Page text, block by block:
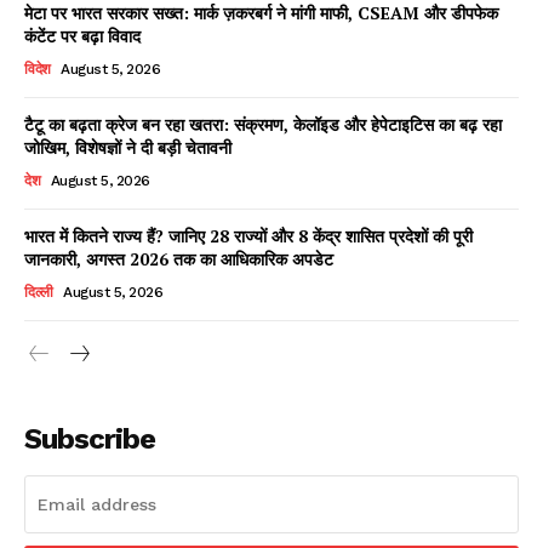
Facebook
X WhatsApp
Share
Read Latest News on AIN
मेटा पर भारत सरकार सख्त: मार्क ज़करबर्ग ने मांगी माफी, CSEAM और डीपफेक
कंटेंट पर बढ़ा विवाद
विदेश August 5, 2026
टैटू का बढ़ता क्रेज बन रहा खतरा: संक्रमण, केलॉइड और हेपेटाइटिस का बढ़ रहा
जोखिम, विशेषज्ञों ने दी बड़ी चेतावनी
देश August 5, 2026
भारत में कितने राज्य हैं? जानिए 28 राज्यों और 8 केंद्र शासित प्रदेशों की पूरी
जानकारी, अगस्त 2026 तक का आधिकारिक अपडेट
दिल्ली August 5, 2026
Subscribe